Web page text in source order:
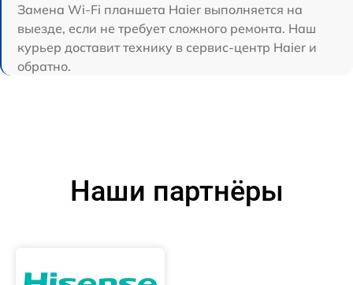
Замена Wi-Fi планшета Haier выполняется на
выезде, если не требует сложного ремонта. Наш
курьер доставит технику в сервис-центр Haier и
обратно.
Наши партнёры